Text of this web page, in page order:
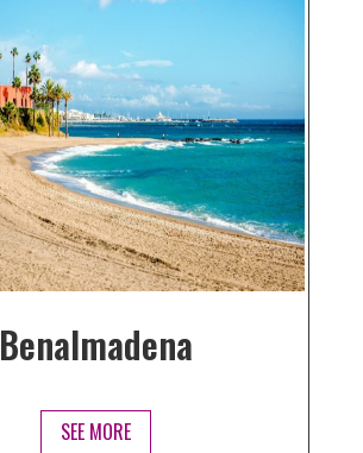
Benalmadena
SEE MORE